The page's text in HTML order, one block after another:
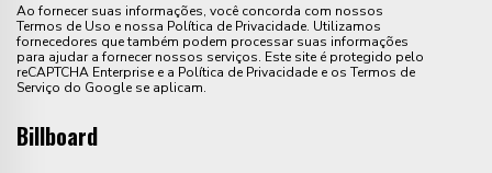
Ao fornecer suas informações, você concorda com nossos
Termos de Uso e nossa Política de Privacidade. Utilizamos
fornecedores que também podem processar suas informações
para ajudar a fornecer nossos serviços. Este site é protegido pelo
reCAPTCHA Enterprise e a Política de Privacidade e os Termos de
Serviço do Google se aplicam.
Billboard